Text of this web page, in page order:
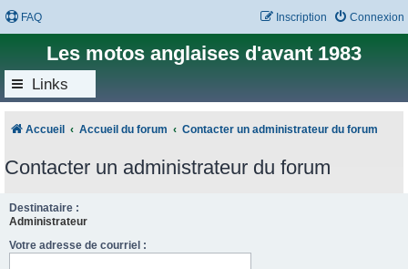
FAQ Connexion
Inscription
Les motos anglaises d'avant 1983
Links
Accueil Accueil du forum Contacter un administrateur du forum
Contacter un administrateur du forum
Destinataire :
Administrateur
Votre adresse de courriel :